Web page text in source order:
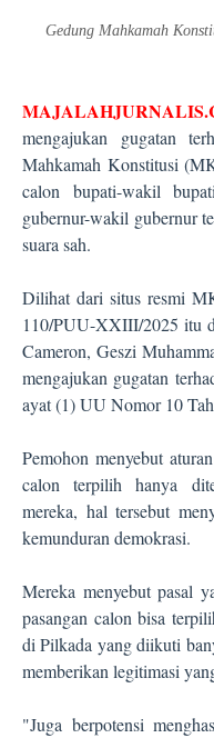
Gedung Mahkamah
mengajukan gugatan
Mahkamah Konstitusi
calon bupati-wakil
gubernur-wakil gubernur
suara sah.
Dilihat dari situs resmi
110/PUU-XXIII/2025 itu
Cameron, Geszi
mengajukan gugatan
ayat (1) UU Nomor 10
Pemohon menyebut
calon terpilih hanya
mereka, hal tersebut
kemunduran demokrasi.
Mereka menyebut pasal
pasangan calon bisa
di Pilkada yang diikuti
memberikan legitimasi
"Juga berpotensi